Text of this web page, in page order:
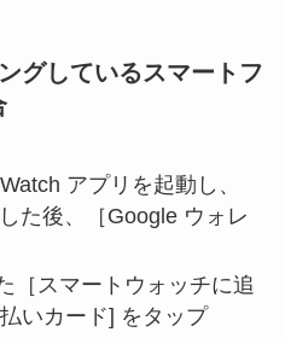
グしているスマートフ
アプリを起動し、
た後、［Google ウォレ
［スマートウォッチに追
いカード] をタップ